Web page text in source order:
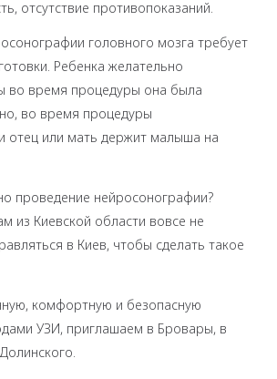
отсутствие противопоказаний.
головного мозга требует
Ребенка желательно
во время процедуры она была
во время процедуры
отец или мать держит малыша на
проведение нейросонографии?
из Киевской области вовсе не
в Киев, чтобы сделать такое
комфортную и безопасную
УЗИ, приглашаем в Бровары, в